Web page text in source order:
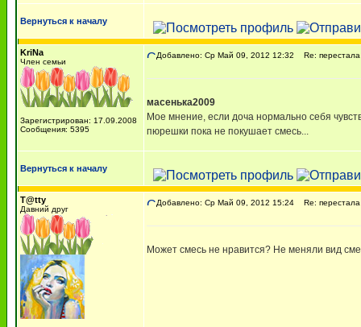
Вернуться к началу
KriNa
Член семьи
Зарегистрирован: 17.09.2008
Сообщения: 5395
Добавлено: Ср Май 09, 2012 12:32 Re: перестала
масенька2009
Мое мнение, если доча нормально себя
пюрешки пока не покушает смесь...
Вернуться к началу
T@tty
Давний друг
Добавлено: Ср Май 09, 2012 15:24 Re: перестала
Может смесь не нравится? Не меняли вид